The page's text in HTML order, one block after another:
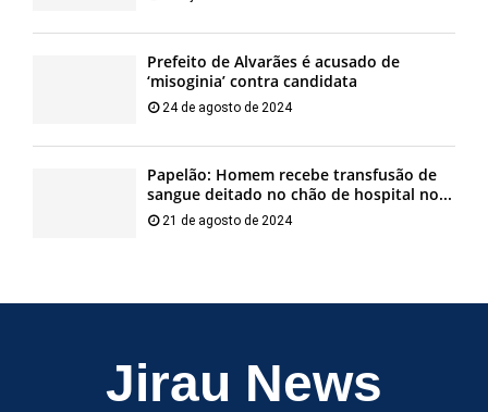
Prefeito de Alvarães é acusado de
‘misoginia’ contra candidata
24 de agosto de 2024
Papelão: Homem recebe transfusão de
sangue deitado no chão de hospital no...
21 de agosto de 2024
Jirau News